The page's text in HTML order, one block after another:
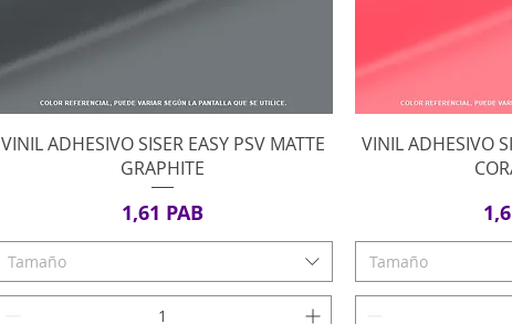
Vista rápida
VINIL ADHESIVO SISER EASY PSV MATTE
GRAPHITE
Precio
1,61 PAB
Tamaño
VINIL ADHESIVO
Tamaño